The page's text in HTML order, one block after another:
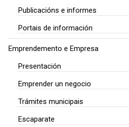
Publicacións e informes
Portais de información
Emprendemento e Empresa
Presentación
Emprender un negocio
Trámites municipais
Escaparate